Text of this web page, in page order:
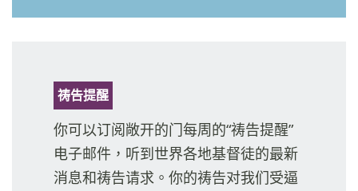
祷告提醒
你可以订阅敞开的门每周的“祷告提醒”
电子邮件，听到世界各地基督徒的最新
消息和祷告请求。你的祷告对我们受逼